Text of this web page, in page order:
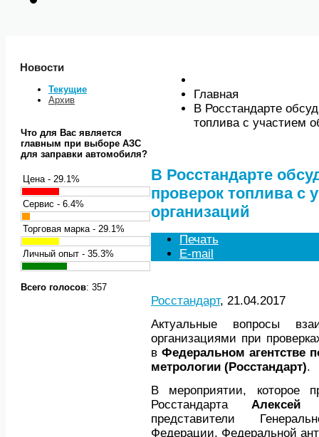
Новости
Текущие
Архив
Что для Вас является
главным при выборе АЗС
для заправки автомобиля?
Цена - 29.1%
Сервис - 6.4%
Торговая марка - 29.1%
Личный опыт - 35.3%
Всего голосов: 357
Главная
В Росстандарте
топлива с участием
В Росстандарте
проверок топлива с
организаций
Печать
E-mail
Росстандарт, 21.04.2017
Актуальные вопросы
организациями при
в Федеральном агентстве
метрологии (Росстандарт).
В мероприятии, которое
Росстандарта Алексей
представители
Федерации, Федеральной